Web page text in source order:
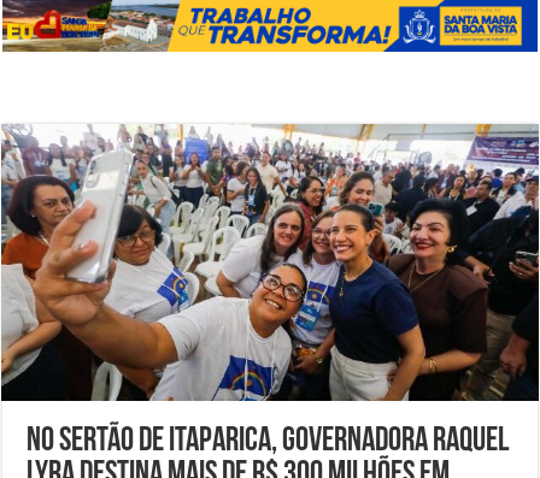
No Sertão de Itaparica, governadora Raquel